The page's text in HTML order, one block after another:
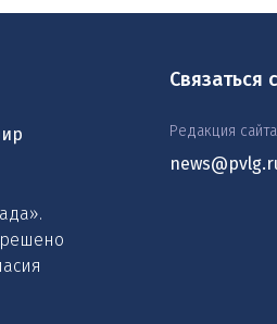
Связаться
Редакция сайта